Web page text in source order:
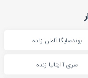
بوندسلیگا آلمان زنده
سری آ ایتالیا زنده